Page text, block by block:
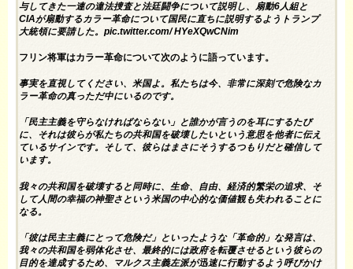
与してきた一連の違法捜査と法廷闘争について説明し、扇動6人組と
CIAが扇動するカラー革命について国民に直ちに説明するようトランプ
大統領に要請した。pic.twitter.com/HYeXQwCNim
フリン将軍はカラー革命について次のように語っています。
事実を直視してください、米国よ。私たちは今、非常に深刻で危険なカ
ラー革命の真っただ中にいるのです。
「民主主義を守らなければならない」と誰かが言うのを耳にするたび
に、それは彼らが私たちの共和国を破壊したいという意思を他者に伝え
ているサインです。そして、彼らはまさにそうするつもりだと確信して
います。
我々の共和国を破壊すると同時に、生命、自由、経済的繁栄の追求、そ
して人間の幸福の神聖さという米国の中心的な価値観も失われることに
なる。
「彼は民主主義にとって危険だ」といったような「革命的」な発言は、
我々の共和国を弱体化させ、最終的には政府を転覆させるという彼らの
目的を達成するため、マルクス主義左派が迅速に行動するよう呼びかけ